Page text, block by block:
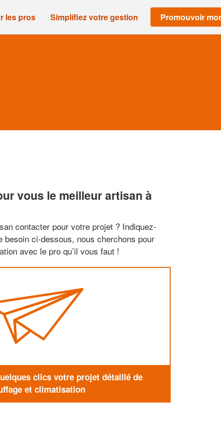
les pros Simplifiez votre gestion Promouvoir
vous le meilleur artisan à
contacter pour votre projet ? Indiquez-
besoin ci-dessous, nous cherchons pour
avec le pro qu’il vous faut !
clics votre projet détaillé de
et climatisation